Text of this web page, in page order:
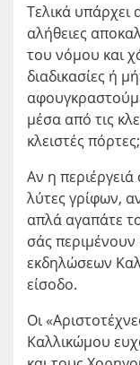
Τελικά υπάρχει
αλήθειες
του νόμου και
διαδικασίες ή
μέσα από τις
κλειστές πόρτες;
Αν η
λύτες γρίφων,
απλά αγαπάτε
σάς περιμένουν
εκδηλώσεων
είσοδο.
Οι
Καλλικώμου